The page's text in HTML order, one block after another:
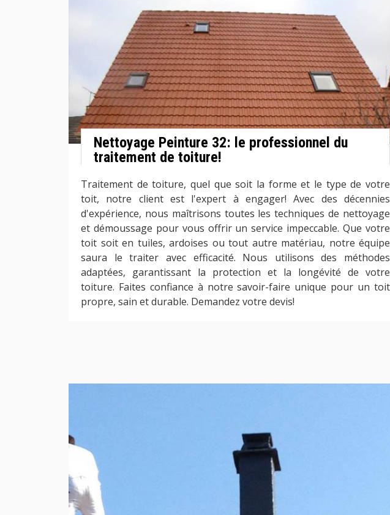
Nettoyage Peinture 32: le professionnel du
traitement de toiture!
Traitement de toiture, quel que soit la forme et le type de votre
toit, notre client est l'expert à engager! Avec des décennies
d'expérience, nous maîtrisons toutes les techniques de nettoyage
et démoussage pour vous offrir un service impeccable. Que votre
toit soit en tuiles, ardoises ou tout autre matériau, notre équipe
saura le traiter avec efficacité. Nous utilisons des méthodes
adaptées, garantissant la protection et la longévité de votre
toiture. Faites confiance à notre savoir-faire unique pour un toit
propre, sain et durable. Demandez votre devis!